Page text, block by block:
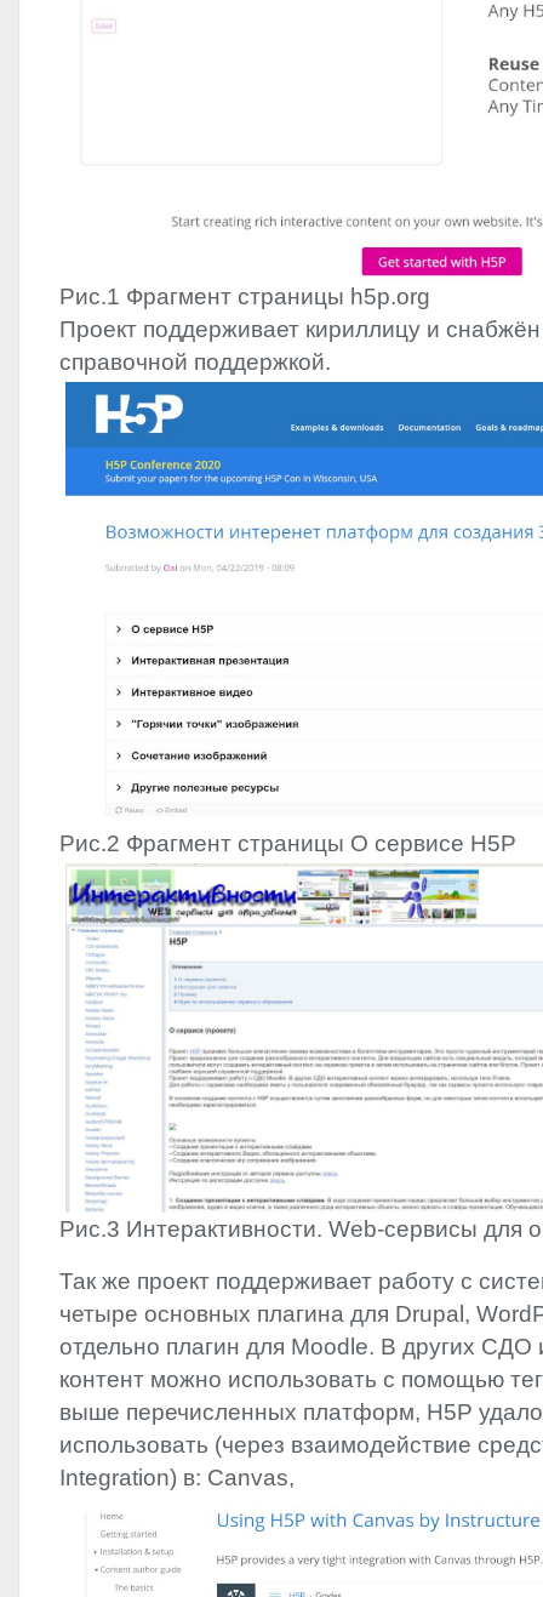
Рис.1 Фрагмент страницы h5p.org
Проект поддерживает кириллицу и
справочной поддержкой.
Рис.2 Фрагмент страницы О сервисе H5P
Рис.3 Интерактивности. Web-сервисы для
Так же проект поддерживает работу с
четыре основных плагина для Drupal,
отдельно плагин для Moodle. В других СДО
контент можно использовать с помощью
выше перечисленных платформ, H5P
использовать (через взаимодействие
Integration) в: Canvas,